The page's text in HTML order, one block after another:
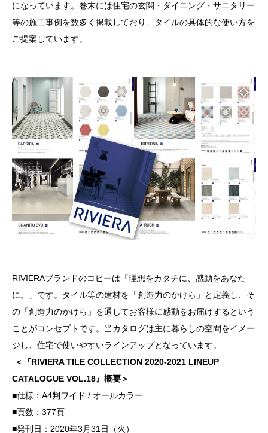
になっています。巻末には住宅の玄関・ダイニング・サニタリー
等の施工事例を数多く掲載しており、タイルの具体的な使い方を
ご提案しています。
RIVIERAブランドのコピーは「理想をカタチに、感動をあなた
に。」です。タイル等の建材を「創造力のかけら」と定義し、そ
の「創造力のかけら」を通してお客様に感動をお届けするという
ことがコンセプトです。当カタログは主に暮らしの空間をイメー
ジし、住宅で使いやすいラインアップとなっています。
＜『RIVIERA TILE COLLECTION 2020-2021 LINEUP
CATALOGUE VOL.18』概要＞
■仕様：A4判ワイド / オールカラー
■頁数：377頁
■発刊日：2020年3月31日（火）